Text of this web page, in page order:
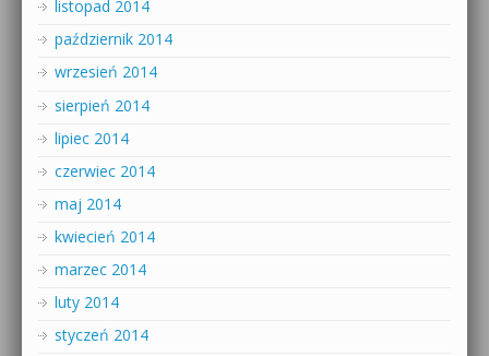
listopad 2014
październik 2014
wrzesień 2014
sierpień 2014
lipiec 2014
czerwiec 2014
maj 2014
kwiecień 2014
marzec 2014
luty 2014
styczeń 2014